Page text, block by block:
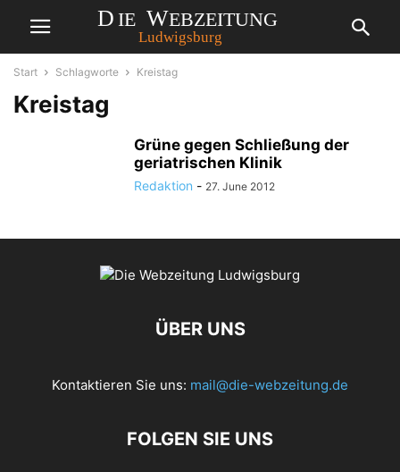
Start Schlagworte Kreistag
Kreistag
Grüne gegen Schließung der
geriatrischen Klinik
Redaktion - 27. June 2012
ÜBER UNS
Kontaktieren Sie uns: mail@die-webzeitung.de
FOLGEN SIE UNS